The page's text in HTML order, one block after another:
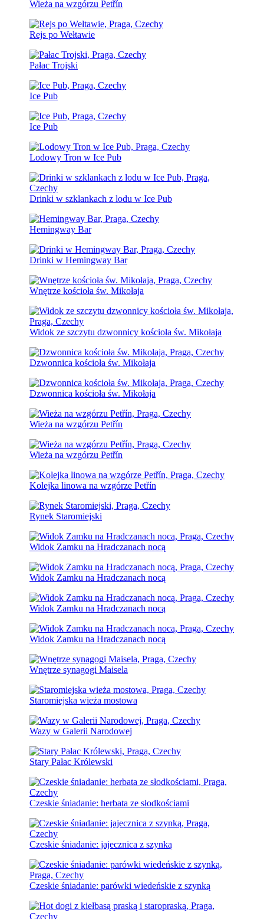
Wieża na wzgórzu Petřín
Rejs po Wełtawie
Pałac Trojski
Ice Pub
Ice Pub
Lodowy Tron w Ice Pub
Drinki w szklankach z lodu w Ice Pub
Hemingway Bar
Drinki w Hemingway Bar
Wnętrze kościoła św. Mikołaja
Widok ze szczytu dzwonnicy kościoła św. Mikołaja
Dzwonnica kościoła św. Mikołaja
Dzwonnica kościoła św. Mikołaja
Wieża na wzgórzu Petřín
Wieża na wzgórzu Petřín
Kolejka linowa na wzgórze Petřín
Rynek Staromiejski
Widok Zamku na Hradczanach nocą
Widok Zamku na Hradczanach nocą
Widok Zamku na Hradczanach nocą
Widok Zamku na Hradczanach nocą
Wnętrze synagogi Maisela
Staromiejska wieża mostowa
Wazy w Galerii Narodowej
Stary Pałac Królewski
Czeskie śniadanie: herbata ze słodkościami
Czeskie śniadanie: jajecznica z szynką
Czeskie śniadanie: parówki wiedeńskie z szynką